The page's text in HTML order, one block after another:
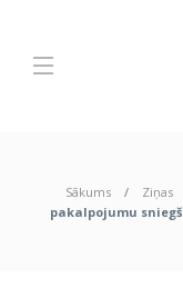
Sākums Ziņas
pakalpojumu